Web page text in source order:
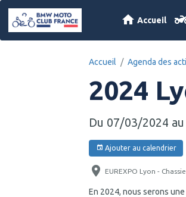
Accueil
Accueil Agenda des
2024
Du 07/03/2024
Ajouter au calendrier
EUREXPO Lyon -
En 2024, nous serons